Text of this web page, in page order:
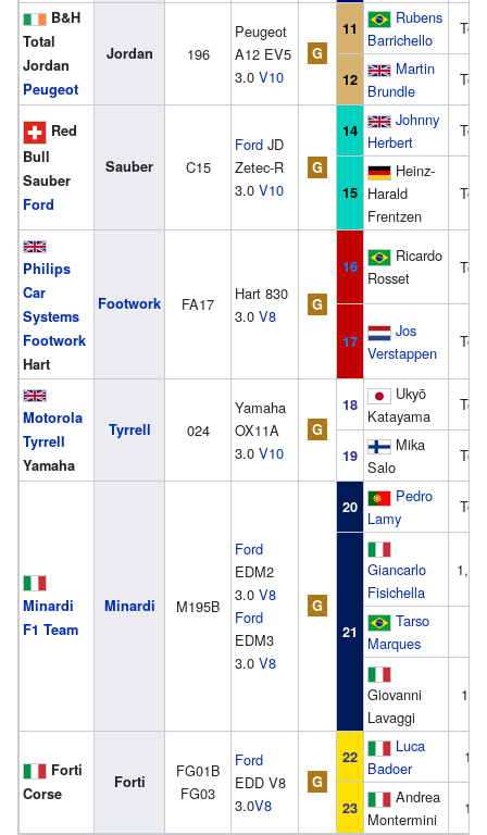
B&H
Total
Jordan
Peugeot
Jordan 196
Peugeot
A12 EV5
3.0 V10
G
11
Rubens
Barrichello
12
Martin
Brundle
Red
Bull
Sauber
Ford
Sauber C15
FordJD
Zetec-R
3.0 V10
G
14
Johnny
Herbert
15
Heinz-
Harald
Frentzen
Philips
Car
Systems
Footwork
Hart
Footwork FA17
Hart 830
3.0 V8
G
16
Ricardo
Rosset
17
Jos
Verstappen
Motorola
Tyrrell
Yamaha
Tyrrell 024
Yamaha
OX11A
3.0 V10
G
18
Ukyō
Katayama
19
Mika
Salo
Minardi
F1 Team
Minardi M195B
Ford
EDM2
3.0 V8
Ford
EDM3
3.0 V8
G
20
Pedro
Lamy
21
Giancarlo
Fisichella
1,
Tarso
Marques
Giovanni
Lavaggi
11-
Forti
Corse
Forti
FG01B
FG03
Ford
EDD V8
3.0V8
G
22
Luca
Badoer
1-
23
Andrea
Montermini
1-